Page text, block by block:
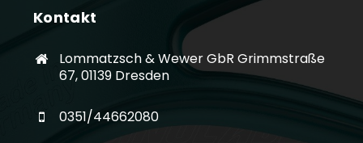
Kontakt
Lommatzsch & Wewer GbR Grimmstraße
67, 01139 Dresden
0351/44662080